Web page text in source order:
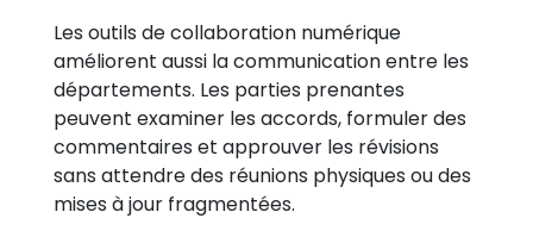
Les outils de collaboration numérique
améliorent aussi la communication entre les
départements. Les parties prenantes
peuvent examiner les accords, formuler des
commentaires et approuver les révisions
sans attendre des réunions physiques ou des
mises à jour fragmentées.